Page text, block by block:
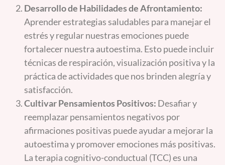
Desarrollo de Habilidades de Afrontamiento:
Aprender estrategias saludables para manejar el
estrés y regular nuestras emociones puede
fortalecer nuestra autoestima. Esto puede incluir
técnicas de respiración, visualización positiva y la
práctica de actividades que nos brinden alegría y
satisfacción.
Cultivar Pensamientos Positivos: Desafiar y
reemplazar pensamientos negativos por
afirmaciones positivas puede ayudar a mejorar la
autoestima y promover emociones más positivas.
La terapia cognitivo-conductual (TCC) es una